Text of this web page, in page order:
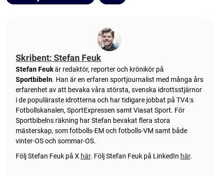
Skribent: Stefan Feuk
Stefan Feukär redaktör, reporter och krönikör på
Sportbibeln. Han är en erfaren sportjournalist med många års
erfarenhet av att bevaka våra största, svenska idrottsstjärnor
i de populäraste idrotterna och har tidigare jobbat på TV4:s
Fotbollskanalen, SportExpressen samt Viasat Sport. För
Sportbibelns räkning har Stefan bevakat flera stora
mästerskap, som fotbolls-EM och fotbolls-VM samt både
vinter-OS och sommar-OS.
Följ Stefan Feuk på X här. Följ Stefan Feuk på LinkedIn här.